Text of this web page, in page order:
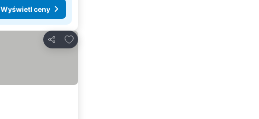
Wyświetl ceny
Udostępnij
Dodaj do ulubionych